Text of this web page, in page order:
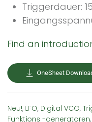
Triggerdauer:
Find an
OneSheet
Neu!, LFO, Digital VCO,
Funktions -generatoren,